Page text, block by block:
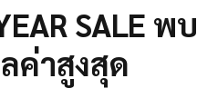
SALE พบ
ค่าสูงสุด